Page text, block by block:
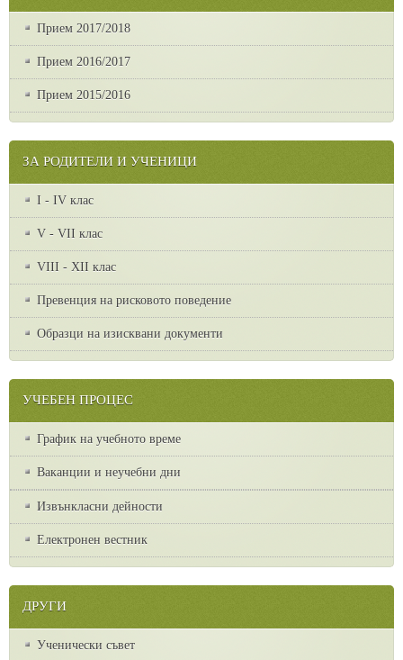
Прием 2017/2018
Прием 2016/2017
Прием 2015/2016
ЗА РОДИТЕЛИ И УЧЕНИЦИ
I - IV клас
V - VII клас
VІІІ - ХІІ клас
Превенция на рисковото поведение
Образци на изисквани документи
УЧЕБЕН ПРОЦЕС
График на учебното време
Ваканции и неучебни дни
Извънкласни дейности
Електронен вестник
ДРУГИ
Ученически съвет